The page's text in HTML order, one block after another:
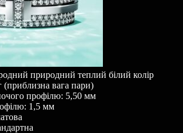
природний теплий білий колір
(приблизна вага пари)
профілю: 5,50 мм
1,5 мм